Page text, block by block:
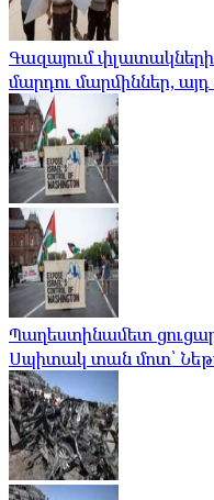
Գազայում փլատակների
մարդու մարմիններ, այդ
Պաղեստինամետ
Սպիտակ տան մոտ՝